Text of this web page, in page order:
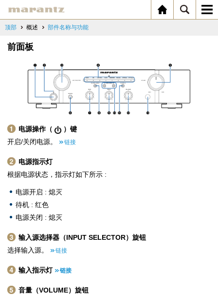
顶部 概述 部件名称与功能
前面板
电源操作（
）键
开启/关闭电源。
链接
电源指示灯
根据电源状态，指示灯如下所示 :
电源开启 : 熄灭
待机 : 红色
电源关闭 : 熄灭
输入源选择器（INPUT SELECTOR）旋钮
选择输入源。
链接
输入指示灯 链接
音量（VOLUME）旋钮